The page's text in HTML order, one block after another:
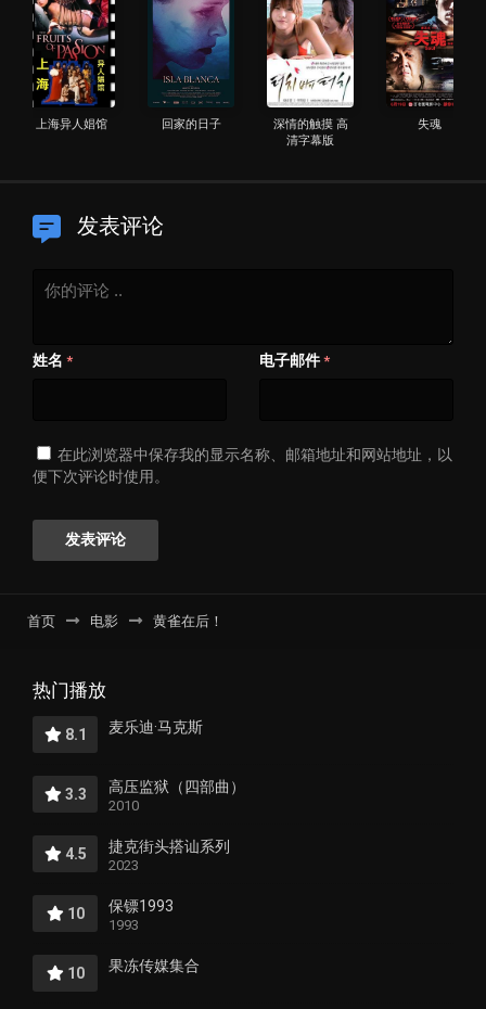
上海异人娼馆 回家的日子
深情的触摸 高
清字幕版
失魂
发表评论
姓名 * 电子邮件 *
在此浏览器中保存我的显示名称、邮箱地址和网站地址，以
便下次评论时使用。
首页 电影 黄雀在后！
热门播放
8.1 麦乐迪·马克斯
3.3 高压监狱（四部曲）
2010
4.5 捷克街头搭讪系列
2023
10 保镖1993
1993
10 果冻传媒集合